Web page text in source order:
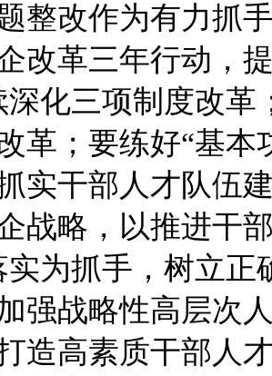
整改作为有力抓
改革三年行动，
深化三项制度改革
革；要练好“基
实干部人才队伍
战略，以推进干
实为抓手，树立
强战略性高层次
造高素质干部人